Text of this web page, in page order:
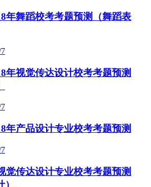
年舞蹈校考考题预测（舞蹈表
年视觉传达设计校考考题预测
年产品设计专业校考考题预测
觉传达设计专业校考考题预测